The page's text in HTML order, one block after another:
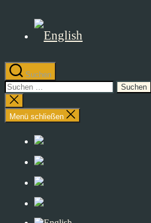
Suchen
Suchen
nach:
Suche
schließen
Menü schließen